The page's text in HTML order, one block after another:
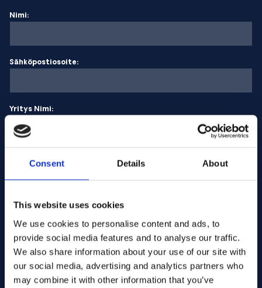
Consent Details About
This website uses cookies
We use cookies to personalise content and ads, to
provide social media features and to analyse our traffic.
We also share information about your use of our site with
our social media, advertising and analytics partners who
may combine it with other information that you’ve
Nimi:
Sähköpostiosoite:
Yritys Nimi:
Viestisi